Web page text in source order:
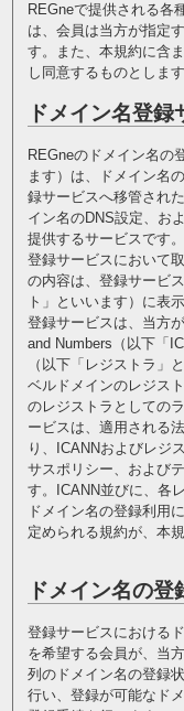
REGneで提供される各
は、会員は当方が指定
す。また、本規約に含
し同意するものとします
ドメイン名登録
REGneのドメイン名の
ます）は、ドメイン名
録サービスへ移管され
イン名のDNS設定、お
提供するサービスです。
登録サービスにおいて
の内容は、登録サービ
ト」といいます）に表
登録サービスは、当方
and Numbers（以下「
（以下「レジストラ」
ベルドメインのレジス
のレジストラとしての
ービスは、適用される
り、ICANNおよびレジ
サスポリシー、および
す。ICANN並びに、各
ドメイン名の登録利用
定められる規約が、本
ドメイン名の登
登録サービスにおける
を希望する会員が、当
列のドメイン名の登録
行い、登録が可能なド